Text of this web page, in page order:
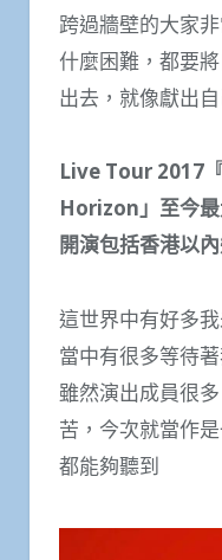
跨過牆壁的大家
什麼困難，都要
出去，就像獻出
Live Tour 2017
Horizon」至今
開演包括香港以
這世界中有好多
當中有很多等待
雖然演出成員很
苦，今次就當作
都能夠聽到